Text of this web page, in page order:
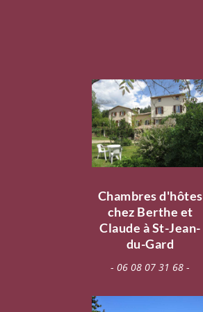
Chambres d'hôtes
chez Berthe et
Claude à St-Jean-
du-Gard
-06 08 07 31 68 -